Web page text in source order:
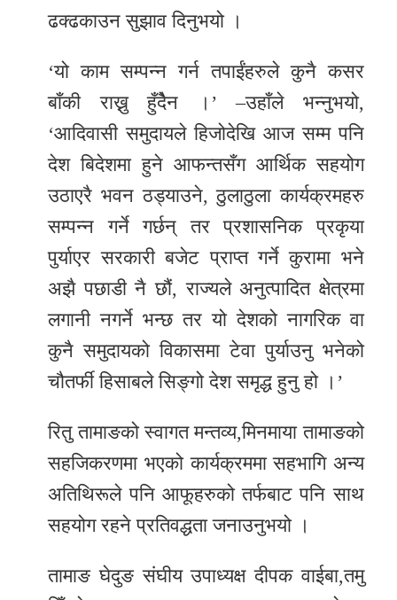
ढक्ढकाउन सुझाव दिनुभयो ।
‘यो काम सम्पन्न गर्न तपाईंहरुले कुनै कसर
बाँकी राख्नु हुँदैेन ।’ –उहाँले भन्नुभयो,
‘आदिवासी समुदायले हिजोदेखि आज सम्म पनि
देश बिदेशमा हुने आफन्तसँग आर्थिक सहयोग
उठाएरै भवन ठड्याउने, ठुलाठुला कार्यक्रमहरु
सम्पन्न गर्ने गर्छन् तर प्रशासनिक प्रकृया
पुर्याएर सरकारी बजेट प्राप्त गर्ने कुरामा भने
अझै पछाडी नै छौं, राज्यले अनुत्पादित क्षेत्रमा
लगानी नगर्ने भन्छ तर यो देशको नागरिक वा
कुनै समुदायको विकासमा टेवा पुर्याउनु भनेको
चौतर्फी हिसाबले सिङ्गो देश समृद्ध हुनु हो ।’
रितु तामाङको स्वागत मन्तव्य,मिनमाया तामाङको
सहजिकरणमा भएको कार्यक्रममा सहभागि अन्य
अतिथिरूले पनि आफूहरुको तर्फबाट पनि साथ
सहयोग रहने प्रतिवद्धता जनाउनुभयो ।
तामाङ घेदुङ संघीय उपाध्यक्ष दीपक वाईबा,तमु